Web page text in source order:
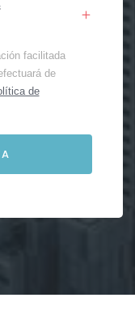
facilitada
de
de